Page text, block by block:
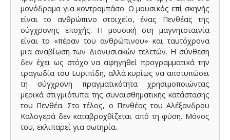
μονόδραμα για κοντραμπάσο. Ο μουσικός επί σκηνής
είναι το ανθρώπινο στοιχείο, ένας Πενθέας της
σύγχρονης εποχής. Η μουσική στη μαγνητοταινία
είναι το «πέραν του ανθρώπινου» και ταυτόχρονα
μια αναβίωση των Διονυσιακών τελετών. Η σύνθεση
δεν έχει ως στόχο να αφηγηθεί προγραμματικά την
τραγωδία του Ευριπίδη, αλλά κυρίως να αποτυπώσει
τη σύγχρονη πραγματικότητα χρησιμοποιώντας
μερικά στιγμιότυπα της συναισθηματικής κατάστασης
του Πενθέα. Στο τέλος, ο Πενθέας του Αλέξανδρου
Καλογερά δεν καταβροχθίζεται από τη φύση. Μόνος
του, εκλιπαρεί για σωτηρία.